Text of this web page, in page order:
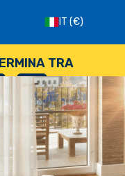
IT (€)
TRA
--
SECONDI